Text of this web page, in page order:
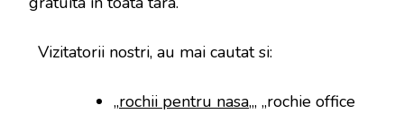
Vizitatorii nostri, au mai cautat si:
„rochii pentru nasa„, „rochie office